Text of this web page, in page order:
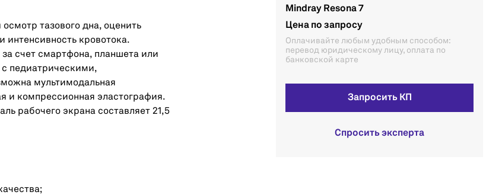
тазового дна, оценить
интенсивность кровотока.
счет смартфона, планшета или
педиатрическими,
мультимодальная
и компрессионная эластография.
рабочего экрана составляет 21,5
Mindray Resona 7
Цена по запросу
Оплачивайте любым удобным способом:
перевод юридическому лицу, оплата по
банковской карте
Запросить КП
Спросить эксперта